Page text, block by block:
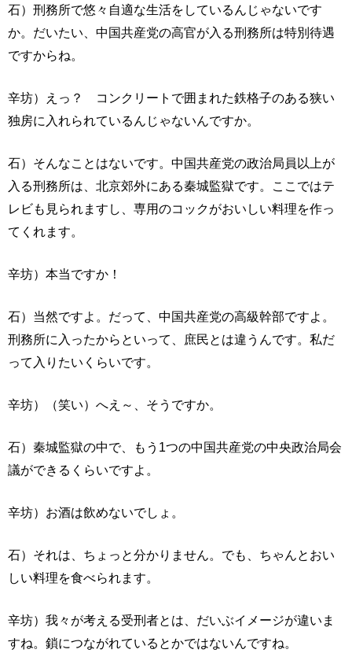
石）刑務所で悠々自適な生活をしているんじゃないです
か。だいたい、中国共産党の高官が入る刑務所は特別待遇
ですからね。
辛坊）えっ？ コンクリートで囲まれた鉄格子のある狭い
独房に入れられているんじゃないんですか。
石）そんなことはないです。中国共産党の政治局員以上が
入る刑務所は、北京郊外にある秦城監獄です。ここではテ
レビも見られますし、専用のコックがおいしい料理を作っ
てくれます。
辛坊）本当ですか！
石）当然ですよ。だって、中国共産党の高級幹部ですよ。
刑務所に入ったからといって、庶民とは違うんです。私だ
って入りたいくらいです。
辛坊）（笑い）へえ～、そうですか。
石）秦城監獄の中で、もう1つの中国共産党の中央政治局会
議ができるくらいですよ。
辛坊）お酒は飲めないでしょ。
石）それは、ちょっと分かりません。でも、ちゃんとおい
しい料理を食べられます。
辛坊）我々が考える受刑者とは、だいぶイメージが違いま
すね。鎖につながれているとかではないんですね。